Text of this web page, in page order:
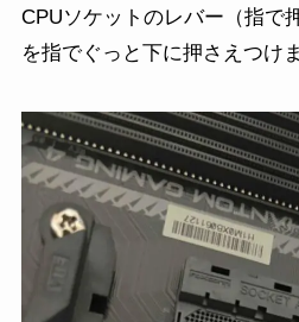
CPUソケットのレバー（指で
を指でぐっと下に押さえつけま